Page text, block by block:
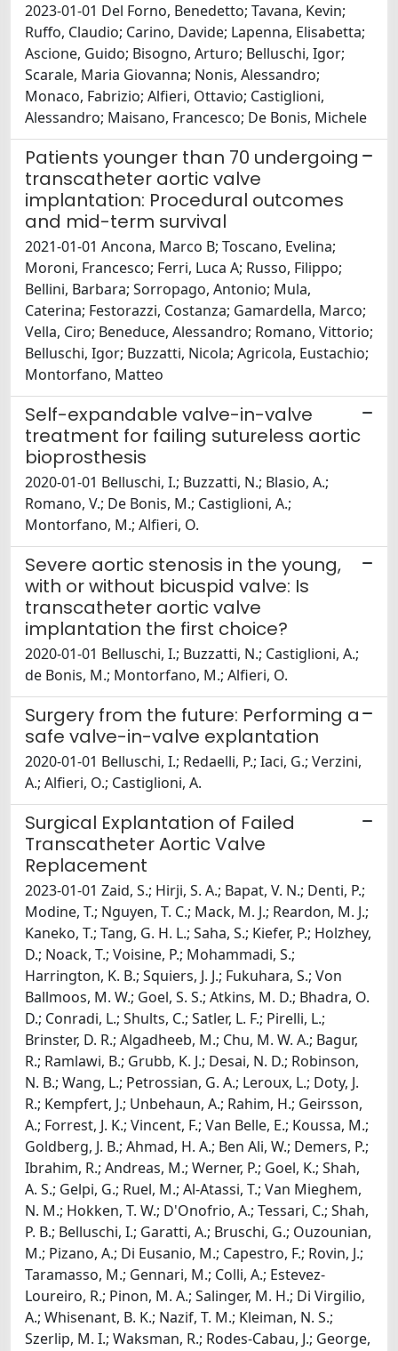
2023-01-01 Del Forno, Benedetto; Tavana, Kevin;
Ruffo, Claudio; Carino, Davide; Lapenna, Elisabetta;
Ascione, Guido; Bisogno, Arturo; Belluschi, Igor;
Scarale, Maria Giovanna; Nonis, Alessandro;
Monaco, Fabrizio; Alfieri, Ottavio; Castiglioni,
Alessandro; Maisano, Francesco; De Bonis, Michele
Patients younger than 70 undergoing
transcatheter aortic valve
implantation: Procedural outcomes
and mid-term survival
2021-01-01 Ancona, Marco B; Toscano, Evelina;
Moroni, Francesco; Ferri, Luca A; Russo, Filippo;
Bellini, Barbara; Sorropago, Antonio; Mula,
Caterina; Festorazzi, Costanza; Gamardella, Marco;
Vella, Ciro; Beneduce, Alessandro; Romano, Vittorio;
Belluschi, Igor; Buzzatti, Nicola; Agricola, Eustachio;
Montorfano, Matteo
Self-expandable valve-in-valve
treatment for failing sutureless aortic
bioprosthesis
2020-01-01 Belluschi, I.; Buzzatti, N.; Blasio, A.;
Romano, V.; De Bonis, M.; Castiglioni, A.;
Montorfano, M.; Alfieri, O.
Severe aortic stenosis in the young,
with or without bicuspid valve: Is
transcatheter aortic valve
implantation the first choice?
2020-01-01 Belluschi, I.; Buzzatti, N.; Castiglioni, A.;
de Bonis, M.; Montorfano, M.; Alfieri, O.
Surgery from the future: Performing a
safe valve-in-valve explantation
2020-01-01 Belluschi, I.; Redaelli, P.; Iaci, G.; Verzini,
A.; Alfieri, O.; Castiglioni, A.
Surgical Explantation of Failed
Transcatheter Aortic Valve
Replacement
2023-01-01 Zaid, S.; Hirji, S. A.; Bapat, V. N.; Denti, P.;
Modine, T.; Nguyen, T. C.; Mack, M. J.; Reardon, M. J.;
Kaneko, T.; Tang, G. H. L.; Saha, S.; Kiefer, P.; Holzhey,
D.; Noack, T.; Voisine, P.; Mohammadi, S.;
Harrington, K. B.; Squiers, J. J.; Fukuhara, S.; Von
Ballmoos, M. W.; Goel, S. S.; Atkins, M. D.; Bhadra, O.
D.; Conradi, L.; Shults, C.; Satler, L. F.; Pirelli, L.;
Brinster, D. R.; Algadheeb, M.; Chu, M. W. A.; Bagur,
R.; Ramlawi, B.; Grubb, K. J.; Desai, N. D.; Robinson,
N. B.; Wang, L.; Petrossian, G. A.; Leroux, L.; Doty, J.
R.; Kempfert, J.; Unbehaun, A.; Rahim, H.; Geirsson,
A.; Forrest, J. K.; Vincent, F.; Van Belle, E.; Koussa, M.;
Goldberg, J. B.; Ahmad, H. A.; Ben Ali, W.; Demers, P.;
Ibrahim, R.; Andreas, M.; Werner, P.; Goel, K.; Shah,
A. S.; Gelpi, G.; Ruel, M.; Al-Atassi, T.; Van Mieghem,
N. M.; Hokken, T. W.; D'Onofrio, A.; Tessari, C.; Shah,
P. B.; Belluschi, I.; Garatti, A.; Bruschi, G.; Ouzounian,
M.; Pizano, A.; Di Eusanio, M.; Capestro, F.; Rovin, J.;
Taramasso, M.; Gennari, M.; Colli, A.; Estevez-
Loureiro, R.; Pinon, M. A.; Salinger, M. H.; Di Virgilio,
A.; Whisenant, B. K.; Nazif, T. M.; Kleiman, N. S.;
Szerlip, M. I.; Waksman, R.; Rodes-Cabau, J.; George,